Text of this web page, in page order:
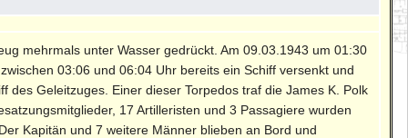
mehrmals unter Wasser gedrückt. Am 09.03.1943 um 01:30
03:06 und 06:04 Uhr bereits ein Schiff versenkt und
Geleitzuges. Einer dieser Torpedos traf die James K. Polk
17 Artilleristen und 3 Passagiere wurden
Kapitän und 7 weitere Männer blieben an Bord und